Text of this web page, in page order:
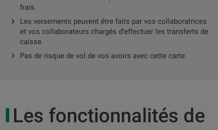
frais.
Les versements peuvent être faits par vos collaboratrices
et vos collaborateurs chargés d’effectuer les transferts de
caisse.
Pas de risque de vol de vos avoirs avec cette carte.
Les fonctionnalités de